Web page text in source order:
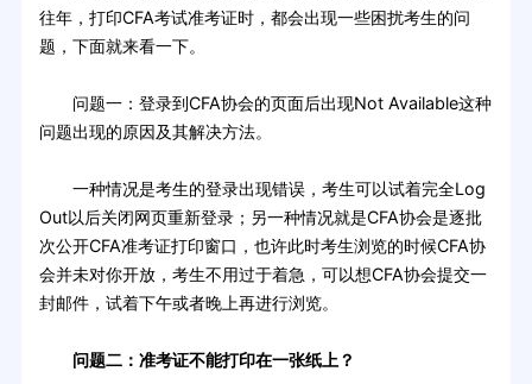
往年，打印CFA考试准考证时，都会出现一些困扰考生的问
题，下面就来看一下。
问题一：登录到CFA协会的页面后出现Not Available这种
问题出现的原因及其解决方法。
一种情况是考生的登录出现错误，考生可以试着完全Log
Out以后关闭网页重新登录；另一种情况就是CFA协会是逐批
次公开CFA准考证打印窗口，也许此时考生浏览的时候CFA协
会并未对你开放，考生不用过于着急，可以想CFA协会提交一
封邮件，试着下午或者晚上再进行浏览。
问题二：准考证不能打印在一张纸上？